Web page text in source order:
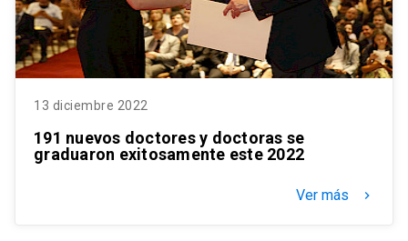
13 diciembre 2022
191 nuevos doctores y doctoras se
graduaron exitosamente este 2022
Ver más keyboard_arrow_right